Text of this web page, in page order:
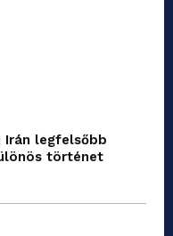
Irán legfelsőbb
történet